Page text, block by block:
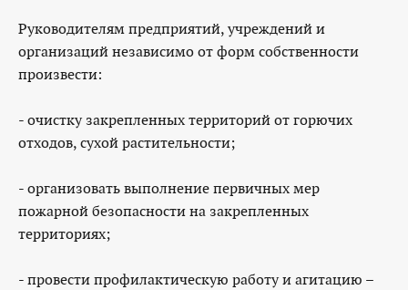
Руководителям предприятий, учреждений и
организаций независимо от форм собственности
произвести:
- очистку закрепленных территорий от горючих
отходов, сухой растительности;
- организовать выполнение первичных мер
пожарной безопасности на закрепленных
территориях;
- провести профилактическую работу и агитацию –